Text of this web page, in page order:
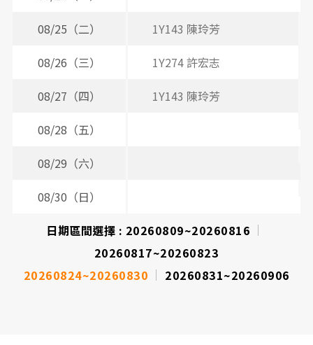
08/25（二）
1Y143 陳玲芳
08/26（三）
1Y274 許宏志
08/27（四）
1Y143 陳玲芳
08/28（五）
08/29（六）
08/30（日）
日期區間選擇 : 20260809~20260816
20260817~20260823
20260824~20260830
20260831~20260906